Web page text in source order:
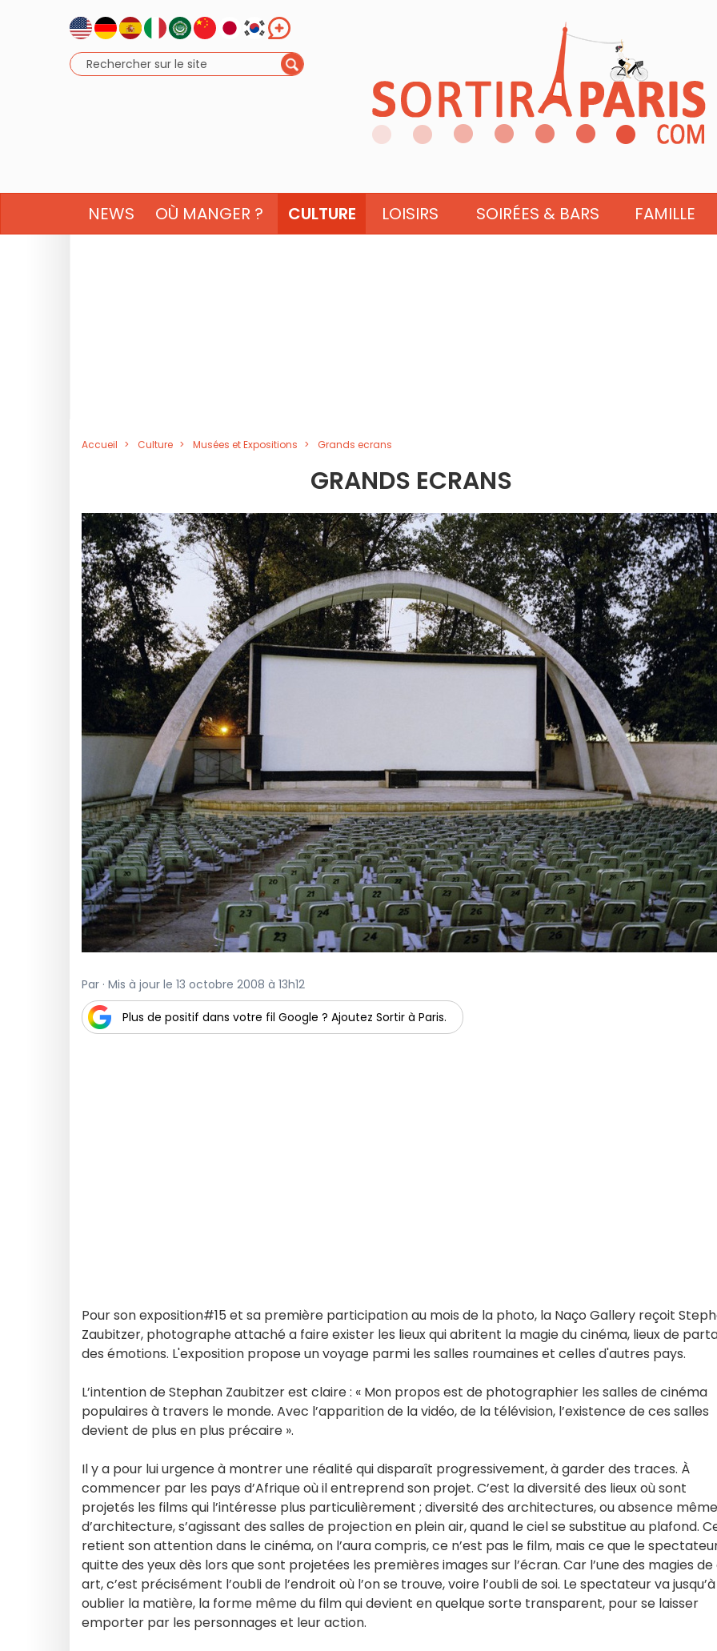
NEWS OÙ MANGER ? CULTURE LOISIRS SOIRÉES & BARS FAMILLE
Accueil Culture Musées et Expositions Grands ecrans
GRANDS ECRANS
Par · Mis à jour le 13 octobre 2008 à 13h12
Plus de positif dans votre fil Google ? Ajoutez Sortir à Paris.
Pour son exposition#15 et sa première participation au mois de la photo, la Naço Gallery reçoit
Zaubitzer, photographe attaché a faire exister les lieux qui abritent la magie du cinéma, lieux de
des émotions. L'exposition propose un voyage parmi les salles roumaines et celles d'autres pays.
L’intention de Stephan Zaubitzer est claire : « Mon propos est de photographier les salles de cinéma
populaires à travers le monde. Avec l’apparition de la vidéo, de la télévision, l’existence de ces salles
devient de plus en plus précaire ».
Il y a pour lui urgence à montrer une réalité qui disparaît progressivement, à garder des traces. À
commencer par les pays d’Afrique où il entreprend son projet. C’est la diversité des lieux où sont
projetés les films qui l’intéresse plus particulièrement ; diversité des architectures, ou absence même
d’architecture, s’agissant des salles de projection en plein air, quand le ciel se substitue au plafond.
retient son attention dans le cinéma, on l’aura compris, ce n’est pas le film, mais ce que le
quitte des yeux dès lors que sont projetées les premières images sur l’écran. Car l’une des magies
art, c’est précisément l’oubli de l’endroit où l’on se trouve, voire l’oubli de soi. Le spectateur va jusqu’à
oublier la matière, la forme même du film qui devient en quelque sorte transparent, pour se laisser
emporter par les personnages et leur action.